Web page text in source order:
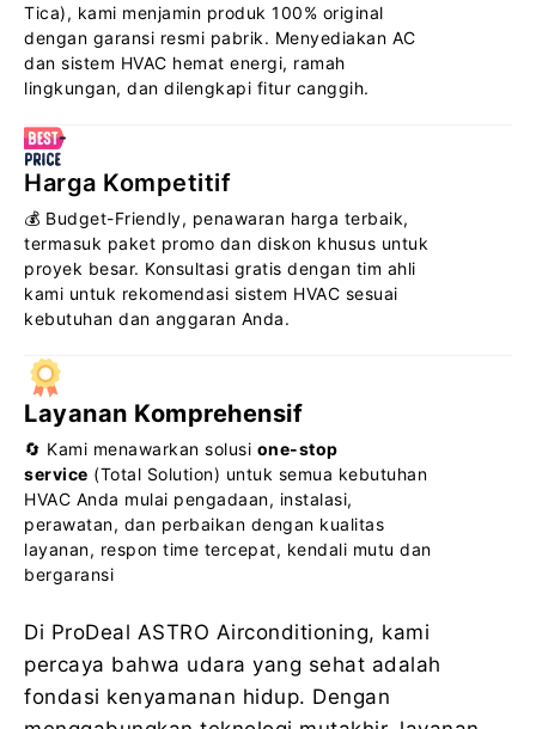
Tica), kami menjamin produk 100% original
dengan garansi resmi pabrik. Menyediakan AC
dan sistem HVAC hemat energi, ramah
lingkungan, dan dilengkapi fitur canggih.
Harga Kompetitif
💰 Budget-Friendly, penawaran harga terbaik,
termasuk paket promo dan diskon khusus untuk
proyek besar. Konsultasi gratis dengan tim ahli
kami untuk rekomendasi sistem HVAC sesuai
kebutuhan dan anggaran Anda.
Layanan Komprehensif
🔄 Kami menawarkan solusi one-stop
service (Total Solution) untuk semua kebutuhan
HVAC Anda mulai pengadaan, instalasi,
perawatan, dan perbaikan dengan kualitas
layanan, respon time tercepat, kendali mutu dan
bergaransi
Di ProDeal ASTRO Airconditioning, kami
percaya bahwa udara yang sehat adalah
fondasi kenyamanan hidup. Dengan